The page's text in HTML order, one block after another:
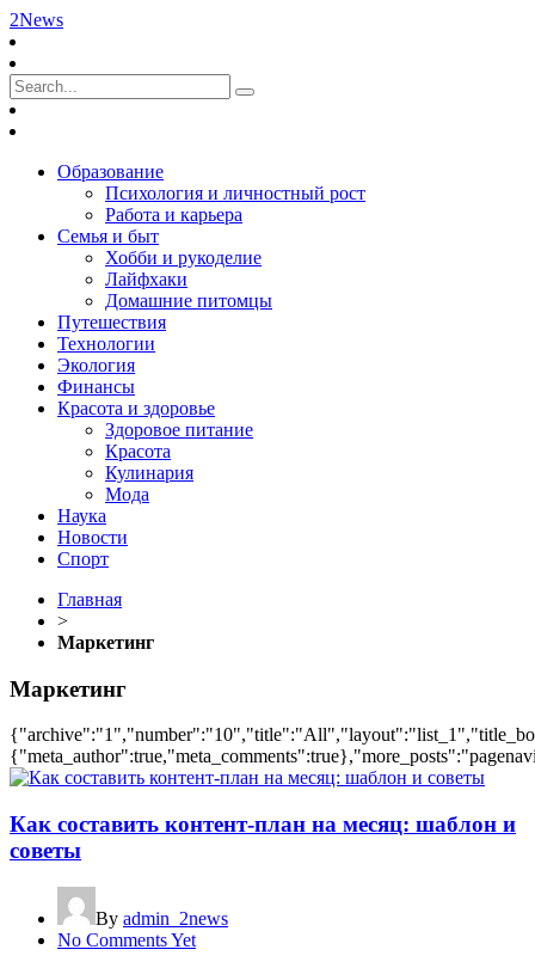
2News
Образование
Психология и личностный рост
Работа и карьера
Семья и быт
Хобби и рукоделие
Лайфхаки
Домашние питомцы
Путешествия
Технологии
Экология
Финансы
Красота и здоровье
Здоровое питание
Красота
Кулинария
Мода
Наука
Новости
Спорт
Главная
>
Маркетинг
Маркетинг
Как составить контент-план на месяц: шаблон и
советы
By admin_2news
No Comments Yet